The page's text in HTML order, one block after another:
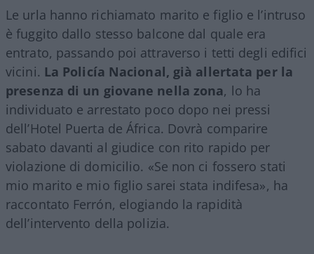
Le urla hanno richiamato marito e figlio e l’intruso
è fuggito dallo stesso balcone dal quale era
entrato, passando poi attraverso i tetti degli edifici
vicini. La Policía Nacional, già allertata per la
presenza di un giovane nella zona, lo ha
individuato e arrestato poco dopo nei pressi
dell’Hotel Puerta de África. Dovrà comparire
sabato davanti al giudice con rito rapido per
violazione di domicilio. «Se non ci fossero stati
mio marito e mio figlio sarei stata indifesa», ha
raccontato Ferrón, elogiando la rapidità
dell’intervento della polizia.